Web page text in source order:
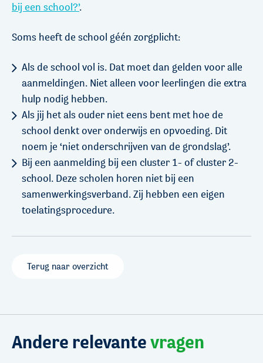
bij een school?’.
Soms heeft de school géén zorgplicht:
Als de school vol is. Dat moet dan gelden voor alle
aanmeldingen. Niet alleen voor leerlingen die extra
hulp nodig hebben.
Als jij het als ouder niet eens bent met hoe de
school denkt over onderwijs en opvoeding. Dit
noem je ‘niet onderschrijven van de grondslag’.
Bij een aanmelding bij een cluster 1- of cluster 2-
school. Deze scholen horen niet bij een
samenwerkingsverband. Zij hebben een eigen
toelatingsprocedure.
Terug naar overzicht
Andere relevantevragen